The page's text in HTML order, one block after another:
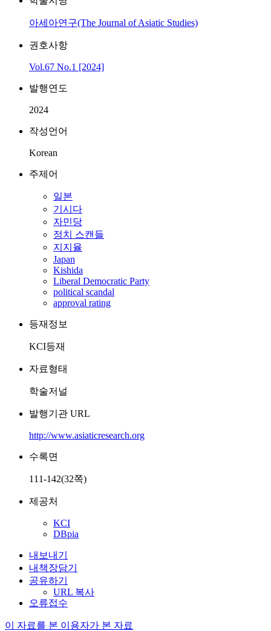
아세아연구(The Journal of Asiatic Studies)
권호사항
Vol.67 No.1 [2024]
발행연도
2024
작성언어
Korean
주제어
일본
기시다
자민당
정치 스캔들
지지율
Japan
Kishida
Liberal Democratic Party
political scandal
approval rating
등재정보
KCI등재
자료형태
학술저널
발행기관 URL
http://www.asiaticresearch.org
수록면
111-142(32쪽)
제공처
KCI
DBpia
내보내기
내책장담기
공유하기
URL 복사
오류접수
이 자료를 본 이용자가 본 자료